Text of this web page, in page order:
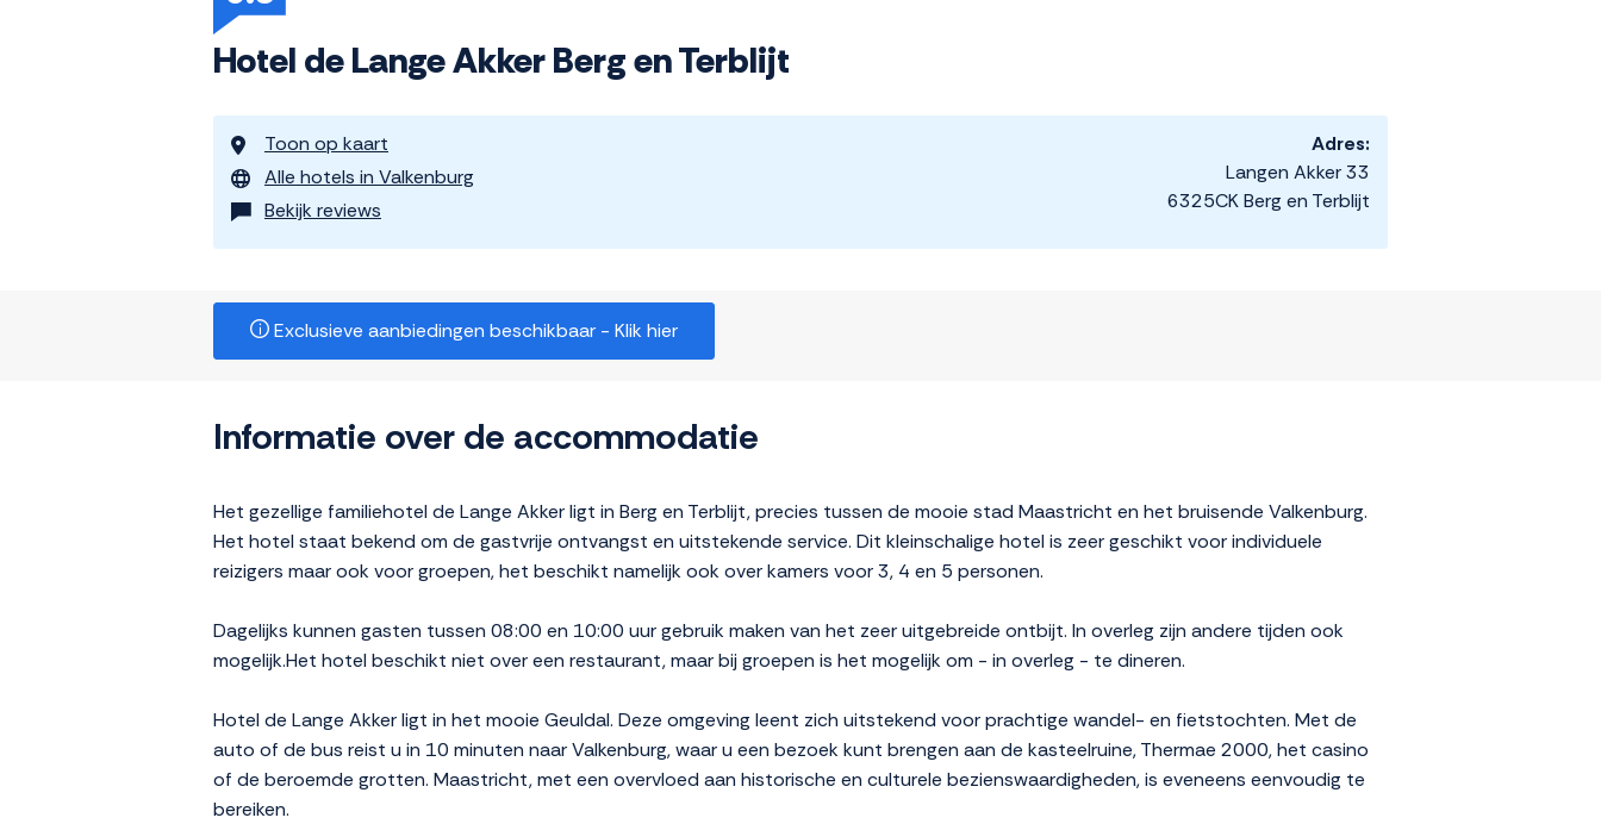
Hotel de Lange Akker Berg en Terblijt
Toon op kaart
Alle hotels in Valkenburg
Bekijk reviews
Adres:
Langen Akker 33
6325CK Berg en Terblijt
Exclusieve aanbiedingen beschikbaar - Klik hier
Informatie over de accommodatie
Het gezellige familiehotel de Lange Akker ligt in Berg en Terblijt, precies tussen de mooie stad Maastricht en het bruisende Valkenburg.
Het hotel staat bekend om de gastvrije ontvangst en uitstekende service. Dit kleinschalige hotel is zeer geschikt voor individuele
reizigers maar ook voor groepen, het beschikt namelijk ook over kamers voor 3, 4 en 5 personen.
Dagelijks kunnen gasten tussen 08:00 en 10:00 uur gebruik maken van het zeer uitgebreide ontbijt. In overleg zijn andere tijden ook
mogelijk.Het hotel beschikt niet over een restaurant, maar bij groepen is het mogelijk om - in overleg - te dineren.
Hotel de Lange Akker ligt in het mooie Geuldal. Deze omgeving leent zich uitstekend voor prachtige wandel- en fietstochten. Met de
auto of de bus reist u in 10 minuten naar Valkenburg, waar u een bezoek kunt brengen aan de kasteelruine, Thermae 2000, het casino
of de beroemde grotten. Maastricht, met een overvloed aan historische en culturele bezienswaardigheden, is eveneens eenvoudig te
bereiken.